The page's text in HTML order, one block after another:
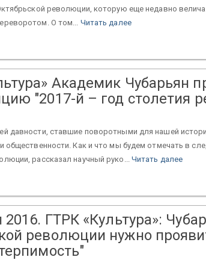
революции, которую еще недавно
О том... Читать далее
Академик Чубарьян
"2017-й – год столетия
давности, ставшие поворотными для нашей
общественности. Как и что мы будем отмечать в
рассказал научный руко... Читать далее
2016. ГТРК «Культура»:
революции нужно